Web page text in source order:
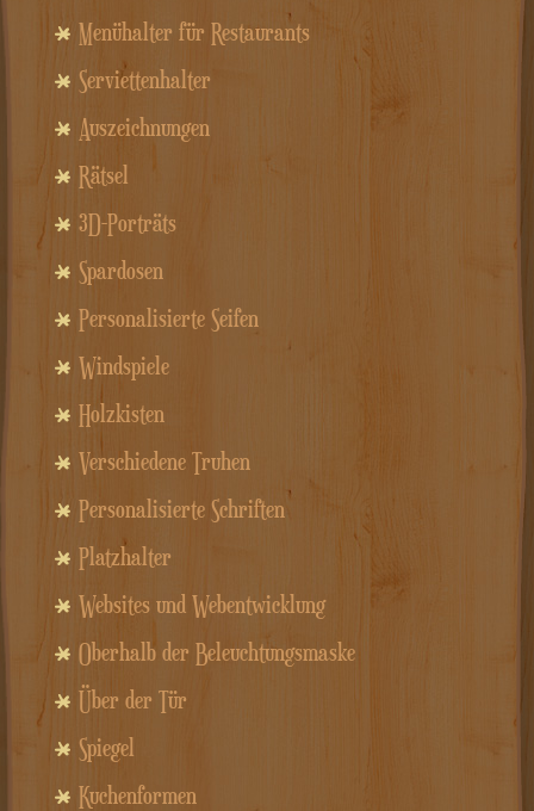
Menühalter für Restaurants
Serviettenhalter
Auszeichnungen
Rätsel
3D-Porträts
Spardosen
Personalisierte Seifen
Windspiele
Holzkisten
Verschiedene Truhen
Personalisierte Schriften
Platzhalter
Websites und Webentwicklung
Oberhalb der Beleuchtungsmaske
Über der Tür
Spiegel
Kuchenformen